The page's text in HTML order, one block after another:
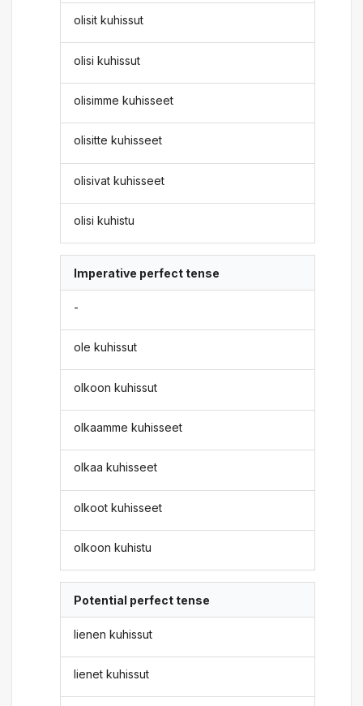
olisit kuhissut
olisi kuhissut
olisimme kuhisseet
olisitte kuhisseet
olisivat kuhisseet
olisi kuhistu
Imperative perfect tense
-
ole kuhissut
olkoon kuhissut
olkaamme kuhisseet
olkaa kuhisseet
olkoot kuhisseet
olkoon kuhistu
Potential perfect tense
lienen kuhissut
lienet kuhissut